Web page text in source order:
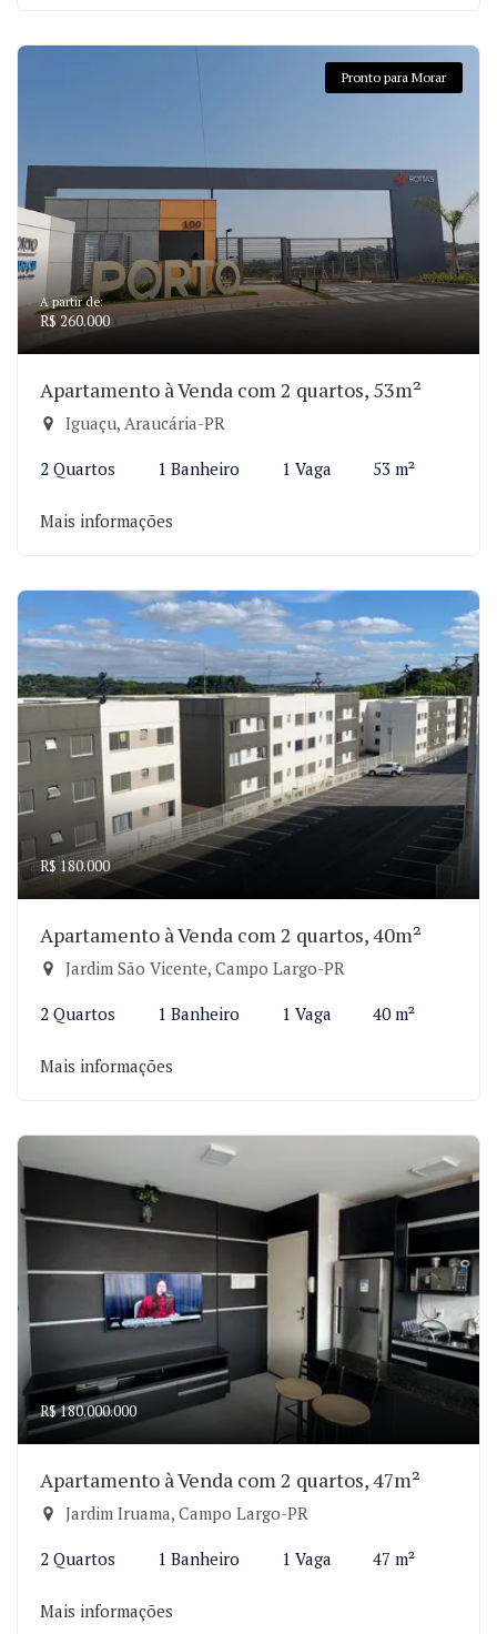
Pronto para Morar
A partir de:
R$ 260.000
Apartamento à Venda com 2 quartos, 53m²
Iguaçu, Araucária-PR
2 Quartos 1 Banheiro 1 Vaga 53 m²
Mais informações
R$ 180.000
Apartamento à Venda com 2 quartos, 40m²
Jardim São Vicente, Campo Largo-PR
2 Quartos 1 Banheiro 1 Vaga 40 m²
Mais informações
R$ 180.000.000
Apartamento à Venda com 2 quartos, 47m²
Jardim Iruama, Campo Largo-PR
2 Quartos 1 Banheiro 1 Vaga 47 m²
Mais informações